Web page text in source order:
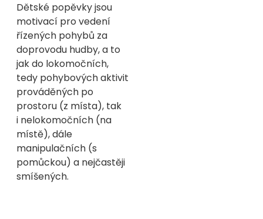
Dětské popěvky jsou
motivací pro vedení
řízených pohybů za
doprovodu hudby, a to
jak do lokomočních,
tedy pohybových aktivit
prováděných po
prostoru (z místa), tak
i nelokomočních (na
místě), dále
manipulačních (s
pomůckou) a nejčastěji
smíšených.